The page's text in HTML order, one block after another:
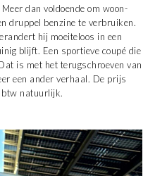
dan voldoende om woon-
druppel benzine te verbruiken.
hij moeiteloos in een
blijft. Een sportieve coupé die
is met het terugschroeven van
een ander verhaal. De prijs
natuurlijk.